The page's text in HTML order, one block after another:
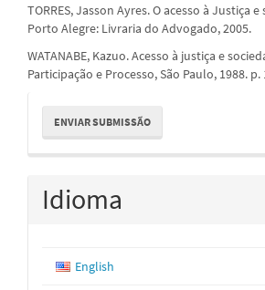
TORRES, Jasson Ayres. O acesso à Justiça
Porto Alegre: Livraria do Advogado, 2005.
WATANABE, Kazuo. Acesso à justiça e
Participação e Processo, São Paulo, 1988. p.
Enviar
Submissão
ENVIAR SUBMISSÃO
Idioma
English